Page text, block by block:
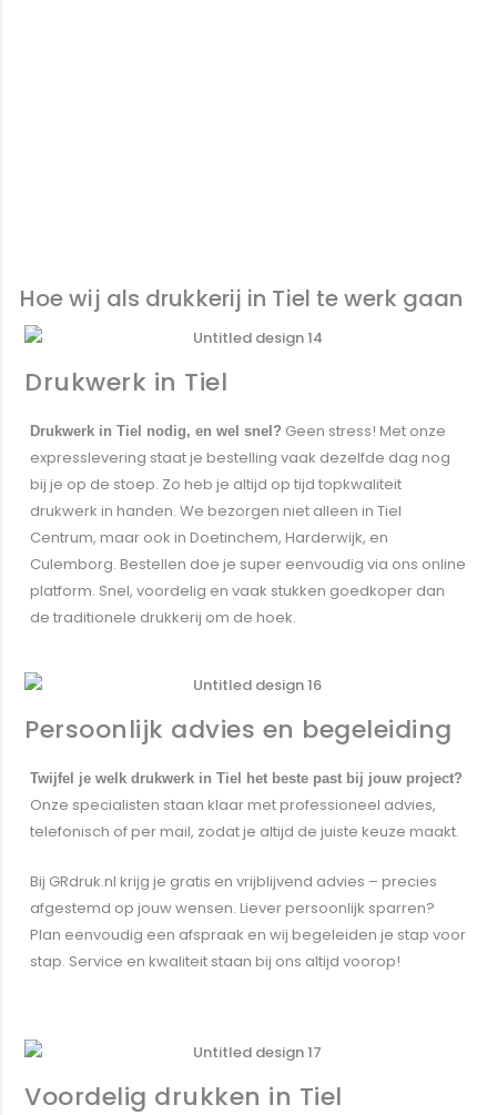
Hoe wij als drukkerij in Tiel te werk gaan
Drukwerk in Tiel
Drukwerk in Tiel nodig, en wel snel? Geen stress! Met onze
expresslevering staat je bestelling vaak dezelfde dag nog
bij je op de stoep. Zo heb je altijd op tijd topkwaliteit
drukwerk in handen. We bezorgen niet alleen in Tiel
Centrum, maar ook in Doetinchem, Harderwijk, en
Culemborg. Bestellen doe je super eenvoudig via ons online
platform. Snel, voordelig en vaak stukken goedkoper dan
de traditionele drukkerij om de hoek.
Persoonlijk advies en begeleiding
Twijfel je welk drukwerk in Tiel het beste past bij jouw project?
Onze specialisten staan klaar met professioneel advies,
telefonisch of per mail, zodat je altijd de juiste keuze maakt.
Bij GRdruk.nl krijg je gratis en vrijblijvend advies – precies
afgestemd op jouw wensen. Liever persoonlijk sparren?
Plan eenvoudig een afspraak en wij begeleiden je stap voor
stap. Service en kwaliteit staan bij ons altijd voorop!
Voordelig drukken in Tiel